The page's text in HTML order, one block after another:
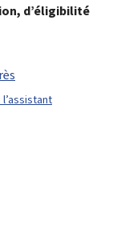
d’éligibilité